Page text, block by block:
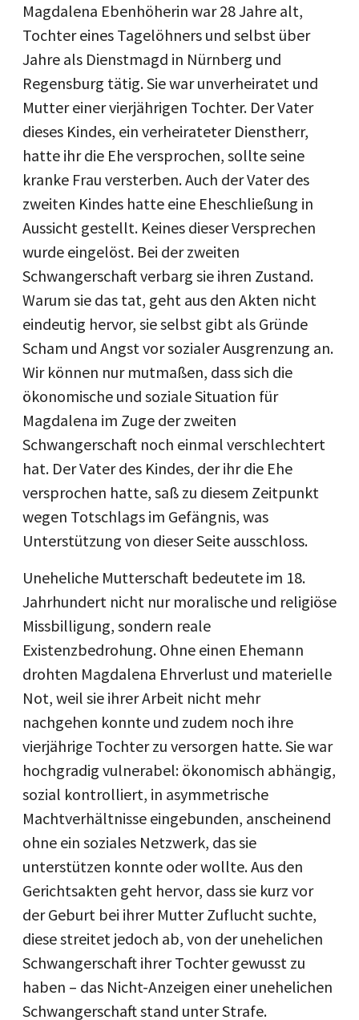
Magdalena Ebenhöherin war 28 Jahre alt,
Tochter eines Tagelöhners und selbst über
Jahre als Dienstmagd in Nürnberg und
Regensburg tätig. Sie war unverheiratet und
Mutter einer vierjährigen Tochter. Der Vater
dieses Kindes, ein verheirateter Dienstherr,
hatte ihr die Ehe versprochen, sollte seine
kranke Frau versterben. Auch der Vater des
zweiten Kindes hatte eine Eheschließung in
Aussicht gestellt. Keines dieser Versprechen
wurde eingelöst. Bei der zweiten
Schwangerschaft verbarg sie ihren Zustand.
Warum sie das tat, geht aus den Akten nicht
eindeutig hervor, sie selbst gibt als Gründe
Scham und Angst vor sozialer Ausgrenzung an.
Wir können nur mutmaßen, dass sich die
ökonomische und soziale Situation für
Magdalena im Zuge der zweiten
Schwangerschaft noch einmal verschlechtert
hat. Der Vater des Kindes, der ihr die Ehe
versprochen hatte, saß zu diesem Zeitpunkt
wegen Totschlags im Gefängnis, was
Unterstützung von dieser Seite ausschloss.
Uneheliche Mutterschaft bedeutete im 18.
Jahrhundert nicht nur moralische und religiöse
Missbilligung, sondern reale
Existenzbedrohung. Ohne einen Ehemann
drohten Magdalena Ehrverlust und materielle
Not, weil sie ihrer Arbeit nicht mehr
nachgehen konnte und zudem noch ihre
vierjährige Tochter zu versorgen hatte. Sie war
hochgradig vulnerabel: ökonomisch abhängig,
sozial kontrolliert, in asymmetrische
Machtverhältnisse eingebunden, anscheinend
ohne ein soziales Netzwerk, das sie
unterstützen konnte oder wollte. Aus den
Gerichtsakten geht hervor, dass sie kurz vor
der Geburt bei ihrer Mutter Zuflucht suchte,
diese streitet jedoch ab, von der unehelichen
Schwangerschaft ihrer Tochter gewusst zu
haben – das Nicht-Anzeigen einer unehelichen
Schwangerschaft stand unter Strafe.